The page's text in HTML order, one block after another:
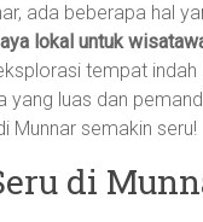
ada beberapa hal
lokal untuk
tempat indah
yang luas dan
Munnar semakin seru!
di